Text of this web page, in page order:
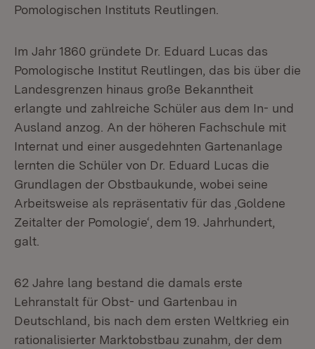
Pomologischen Instituts Reutlingen.
Im Jahr 1860 gründete Dr. Eduard Lucas das
Pomologische Institut Reutlingen, das bis über die
Landesgrenzen hinaus große Bekanntheit
erlangte und zahlreiche Schüler aus dem In- und
Ausland anzog. An der höheren Fachschule mit
Internat und einer ausgedehnten Gartenanlage
lernten die Schüler von Dr. Eduard Lucas die
Grundlagen der Obstbaukunde, wobei seine
Arbeitsweise als repräsentativ für das ,Goldene
Zeitalter der Pomologie‘, dem 19. Jahrhundert,
galt.
62 Jahre lang bestand die damals erste
Lehranstalt für Obst- und Gartenbau in
Deutschland, bis nach dem ersten Weltkrieg ein
rationalisierter Marktobstbau zunahm, der dem